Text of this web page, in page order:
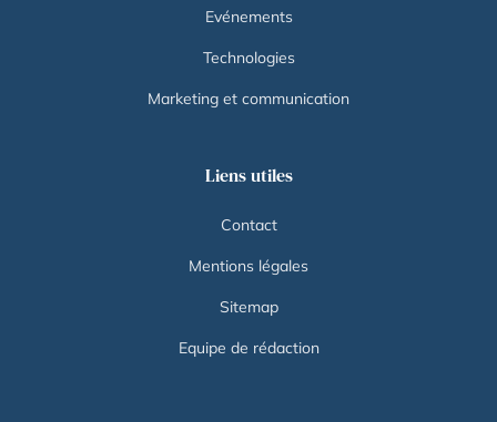
Evénements
Technologies
Marketing et communication
Liens utiles
Contact
Mentions légales
Sitemap
Equipe de rédaction